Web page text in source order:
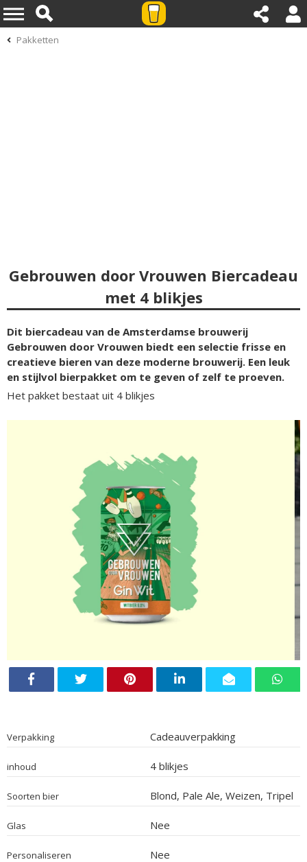
Pakketten
Gebrouwen door Vrouwen Biercadeau
met 4 blikjes
Dit biercadeau van de Amsterdamse brouwerij
Gebrouwen door Vrouwen biedt een selectie frisse en
creatieve bieren van deze moderne brouwerij. Een leuk
en stijlvol bierpakket om te geven of zelf te proeven.
Het pakket bestaat uit 4 blikjes
Verpakking Cadeauverpakking
inhoud 4 blikjes
Soorten bier Blond, Pale Ale, Weizen, Tripel
Glas Nee
Personaliseren Nee